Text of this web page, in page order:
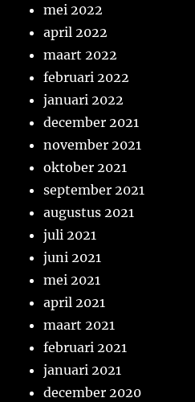
mei 2022
april 2022
maart 2022
februari 2022
januari 2022
december 2021
november 2021
oktober 2021
september 2021
augustus 2021
juli 2021
juni 2021
mei 2021
april 2021
maart 2021
februari 2021
januari 2021
december 2020